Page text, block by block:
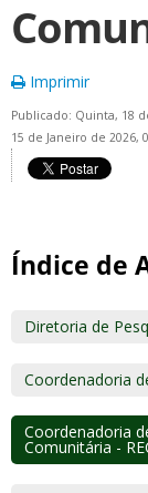
Imprimir
Publicado: Quinta, 18
15 de Janeiro de 2026,
Índice de
Diretoria de
Coordenadoria
Coordenadoria
Comunitária -